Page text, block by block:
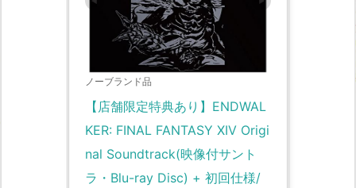
ノーブランド品
【店舗限定特典あり】ENDWAL
KER: FINAL FANTASY XIV Origi
nal Soundtrack(映像付サント
ラ・Blu-ray Disc) + 初回仕様/